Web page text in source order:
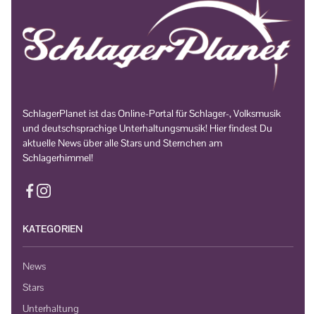
SchlagerPlanet ist das Online-Portal für Schlager-, Volksmusik
und deutschsprachige Unterhaltungsmusik! Hier findest Du
aktuelle News über alle Stars und Sternchen am
Schlagerhimmel!
KATEGORIEN
News
Stars
Unterhaltung